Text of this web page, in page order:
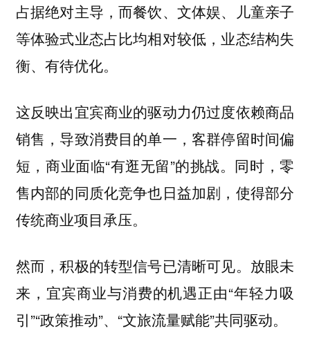
占据绝对主导，而餐饮、文体娱、儿童亲子
等体验式业态占比均相对较低，业态结构失
衡、有待优化。
这反映出宜宾商业的驱动力仍过度依赖商品
销售，导致消费目的单一，客群停留时间偏
短，商业面临“有逛无留”的挑战。同时，零
售内部的同质化竞争也日益加剧，使得部分
传统商业项目承压。
然而，积极的转型信号已清晰可见。放眼未
来，宜宾商业与消费的机遇正由“年轻力吸
引”“政策推动”、“文旅流量赋能”共同驱动。